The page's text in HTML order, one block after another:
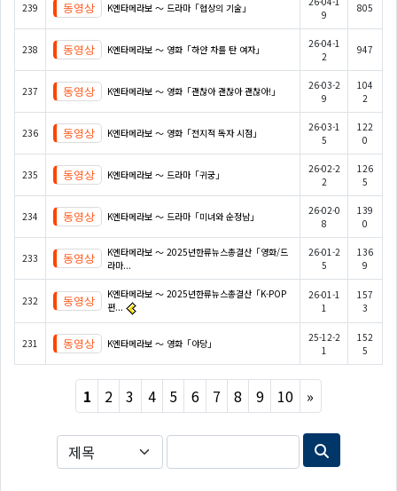
239 K엔타메라보 ～ 드라마「협상의 기술」
9
805
238 K엔타메라보 ～ 영화「하얀 차를 탄 여자」
26-04-1
2
947
237 K엔타메라보 ～ 영화「괜찮아 괜찮아 괜찮아!」
26-03-2
9
104
2
236 K엔타메라보 ～ 영화「전지적 독자 시점」
26-03-1
5
122
0
235 K엔타메라보 ～ 드라마「귀궁」
26-02-2
2
126
5
234 K엔타메라보 ～ 드라마「미녀와 순정남」
26-02-0
8
139
0
233
K엔타메라보 ～ 2025년한류뉴스총결산「영화/드
라마...
26-01-2
5
136
9
232
K엔타메라보 ～ 2025년한류뉴스총결산「K-POP
편...
26-01-1
1
157
3
231 K엔타메라보 ～ 영화「야당」
25-12-2
1
152
5
1 2 3 4 5 6 7 8 9 10 »